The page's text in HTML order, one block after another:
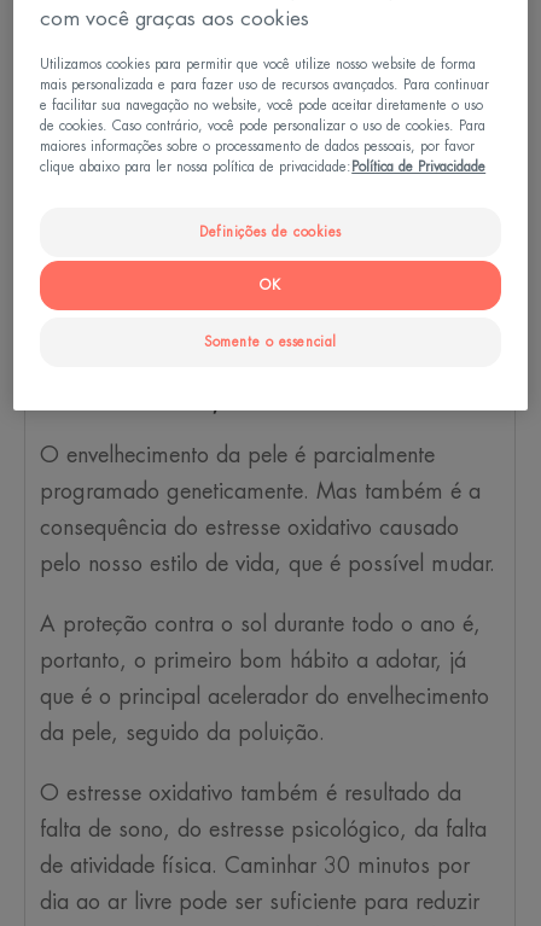
Limite o estresse oxidativo: não
se esqueça da sua proteção
O envelhecimento da pele é parcialmente
programado geneticamente. Mas também é a
consequência do estresse oxidativo causado
pelo nosso estilo de vida, que é possível mudar.
A proteção contra o sol durante todo o ano é,
portanto, o primeiro bom hábito a adotar, já
que é o principal acelerador do envelhecimento
da pele, seguido da poluição.
O estresse oxidativo também é resultado da
falta de sono, do estresse psicológico, da falta
de atividade física. Caminhar 30 minutos por
dia ao ar livre pode ser suficiente para reduzir
com você graças aos cookies
Utilizamos cookies para permitir que você utilize nosso website de forma
mais personalizada e para fazer uso de recursos avançados. Para continuar
e facilitar sua navegação no website, você pode aceitar diretamente o uso
de cookies. Caso contrário, você pode personalizar o uso de cookies. Para
maiores informações sobre o processamento de dados pessoais, por favor
clique abaixo para ler nossa política de privacidade: Política de Privacidade
Definições de cookies
Somente o essencial
OK